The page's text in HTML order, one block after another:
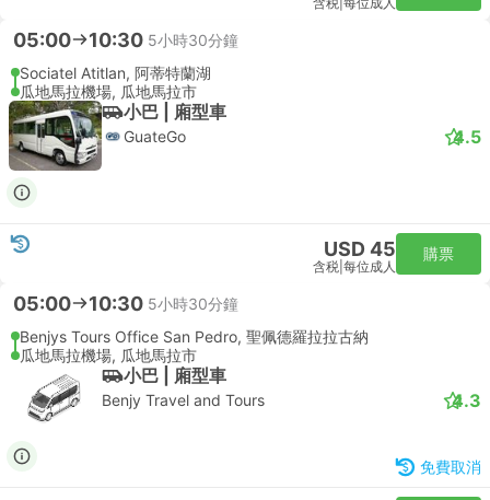
含税 每位成人
05:00 10:30 5小時30分鐘
Sociatel Atitlan, 阿蒂特蘭湖
瓜地馬拉機場, 瓜地馬拉市
小巴 | 廂型車
GuateGo 4.5
USD 45
含税 每位成人
購票
05:00 10:30 5小時30分鐘
Benjys Tours Office San Pedro, 聖佩德羅拉拉古納
瓜地馬拉機場, 瓜地馬拉市
小巴 | 廂型車
Benjy Travel and Tours 4.3
免費取消